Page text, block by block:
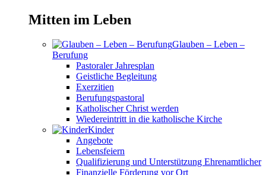
Mitten im Leben
Glauben – Leben –
Berufung
Pastoraler Jahresplan
Geistliche Begleitung
Exerzitien
Berufungspastoral
Katholischer Christ werden
Wiedereintritt in die katholische Kirche
Kinder
Angebote
Lebensfeiern
Qualifizierung und Unterstützung Ehrenamtlicher
Finanzielle Förderung vor Ort